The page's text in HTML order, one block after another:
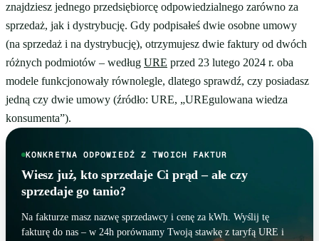
znajdziesz jednego przedsiębiorcę odpowiedzialnego zarówno za
sprzedaż, jak i dystrybucję. Gdy podpisałeś dwie osobne umowy
(na sprzedaż i na dystrybucję), otrzymujesz dwie faktury od dwóch
różnych podmiotów – według URE przed 23 lutego 2024 r. oba
modele funkcjonowały równolegle, dlatego sprawdź, czy posiadasz
jedną czy dwie umowy (źródło: URE, „UREgulowana wiedza
konsumenta”).
KONKRETNA ODPOWIEDŹ Z TWOICH FAKTUR
Wiesz już, kto sprzedaje Ci prąd – ale czy
sprzedaje go tanio?
Na fakturze masz nazwę sprzedawcy i cenę za kWh. Wyślij tę
fakturę do nas – w 24h porównamy Twoją stawkę z taryfą URE i